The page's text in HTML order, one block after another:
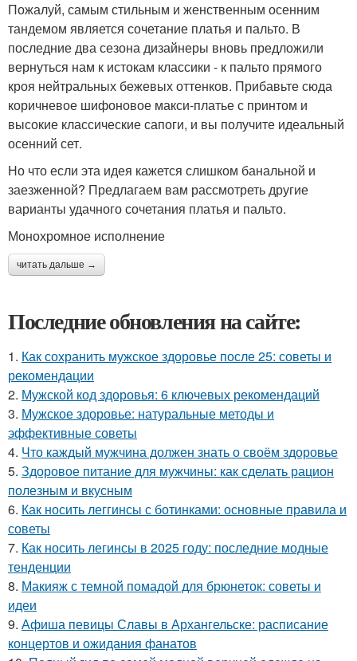
Пожалуй, самым стильным и женственным осенним
тандемом является сочетание платья и пальто. В
последние два сезона дизайнеры вновь предложили
вернуться нам к истокам классики - к пальто прямого
кроя нейтральных бежевых оттенков. Прибавьте сюда
коричневое шифоновое макси-платье с принтом и
высокие классические сапоги, и вы получите идеальный
осенний сет.
Но что если эта идея кажется слишком банальной и
заезженной? Предлагаем вам рассмотреть другие
варианты удачного сочетания платья и пальто.
Монохромное исполнение
читать дальше →
Последние обновления на сайте:
1. Как сохранить мужское здоровье после 25: советы и
рекомендации
2. Мужской код здоровья: 6 ключевых рекомендаций
3. Мужское здоровье: натуральные методы и
эффективные советы
4. Что каждый мужчина должен знать о своём здоровье
5. Здоровое питание для мужчины: как сделать рацион
полезным и вкусным
6. Как носить леггинсы с ботинками: основные правила и
советы
7. Как носить легинсы в 2025 году: последние модные
тенденции
8. Макияж с темной помадой для брюнеток: советы и
идеи
9. Афиша певицы Славы в Архангельске: расписание
концертов и ожидания фанатов